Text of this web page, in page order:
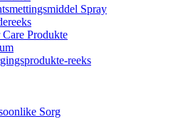
Spray
Produkte
reeks
Sorg